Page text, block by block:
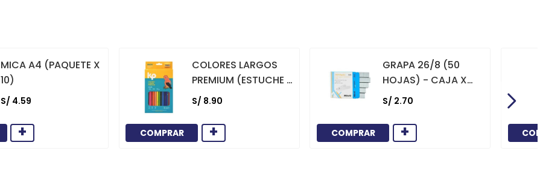
MICA A4 (PAQUETE X
10)
S/ 4.59
+
COLORES LARGOS
PREMIUM (ESTUCHE X
12)
S/ 8.90
COMPRAR +
GRAPA 26/8 (50
HOJAS) - CAJA X
1000
S/ 2.70
COMPRAR +